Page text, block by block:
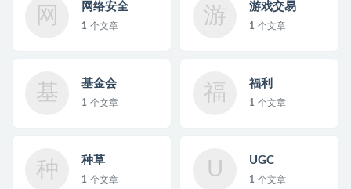
网 网络安全
1 个文章 游 游戏交易
1 个文章
基 基金会
1 个文章 福 福利
1 个文章
种 种草
1 个文章 U UGC
1 个文章